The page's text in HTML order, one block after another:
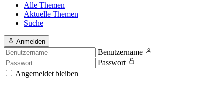
Alle Themen
Aktuelle Themen
Suche
Anmelden
Benutzername
Passwort
Angemeldet bleiben